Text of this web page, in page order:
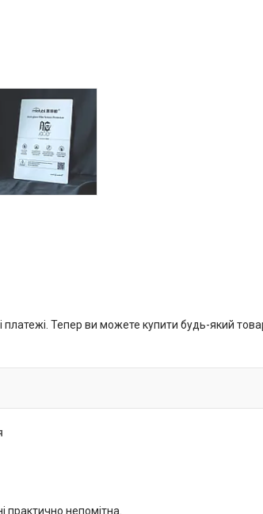
платежі. Тепер ви можете купити будь-який
практично непомітна.